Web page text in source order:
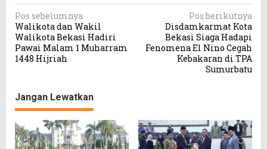
N
a
v
i
a
s
i
Pos sebelumnya
Walikota dan Wakil
Walikota Bekasi Hadiri
Pawai Malam 1 Muharram
1448 Hijriah
Pos berikutnya
Disdamkarmat Kota
Bekasi Siaga Hadapi
Fenomena El Nino Cegah
Kebakaran di TPA
Sumurbatu
Jangan Lewatkan